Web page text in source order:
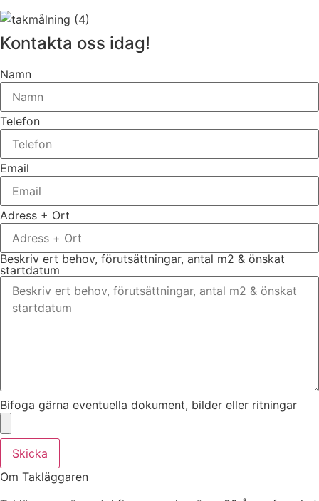
Kontakta oss idag!
Namn
Telefon
Email
Adress + Ort
Beskriv ert behov, förutsättningar, antal m2 & önskat
startdatum
Bifoga gärna eventuella dokument, bilder eller ritningar
Skicka
Om Takläggaren